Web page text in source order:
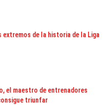
extremos de la historia de la Liga
el maestro de entrenadores
triunfar